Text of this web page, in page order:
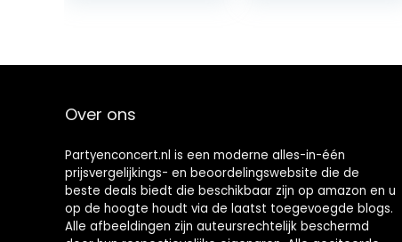
Over ons
Partyenconcert.nl is een moderne alles-in-één
prijsvergelijkings- en beoordelingswebsite die de
beste deals biedt die beschikbaar zijn op amazon en u
op de hoogte houdt via de laatst toegevoegde blogs.
Alle afbeeldingen zijn auteursrechtelijk beschermd